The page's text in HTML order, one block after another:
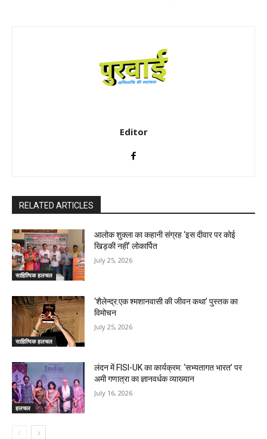
Editor
RELATED ARTICLES
साहित्यिक हलचल
आलोक शुक्ला का कहानी संग्रह ‘इस दीवार पर कोई
खिड़की नहीं’ लोकार्पित
July 25, 2026
साहित्यिक हलचल
‘शैलेन्द्र:एक श्मशानवासी की जीवन कथा’ पुस्तक का
विमोचन
July 25, 2026
हलचल
लंदन में FISI-UK का कार्यक्रम: ‘सभ्यतागत भारत’ पर
अमी गणात्रा का ज्ञानवर्धक व्याख्यान
July 16, 2026